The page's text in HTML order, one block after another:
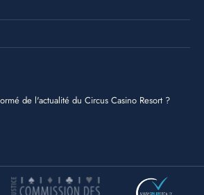
de l'actualité du Circus Casino Resort ?